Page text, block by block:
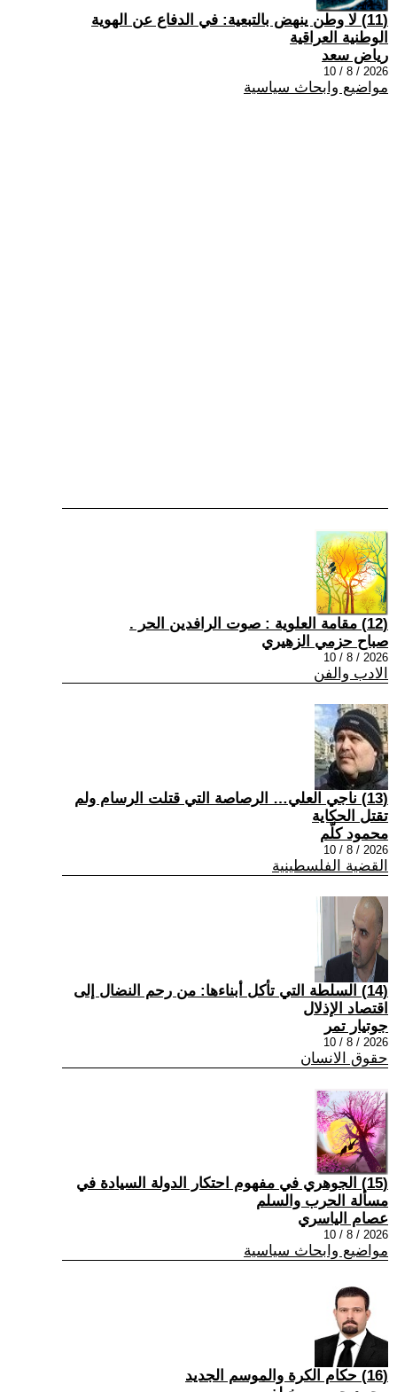
(11) لا وطن ينهض بالتبعية: في الدفاع عن الهوية
الوطنية العراقية
رياض سعد
2026 / 8 / 10
مواضيع وابحاث سياسية
(12) مقامة العلوية : صوت الرافدين الحر .
صباح حزمي الزهيري
2026 / 8 / 10
الادب والفن
(13) ناجي العلي… الرصاصة التي قتلت الرسام ولم
تقتل الحكاية
محمود كلّم
2026 / 8 / 10
القضية الفلسطينية
(14) السلطة التي تأكل أبناءها: من رحم النضال إلى
اقتصاد الإذلال
جوتيار تمر
2026 / 8 / 10
حقوق الانسان
(15) الجوهري في مفهوم احتكار الدولة السيادة في
مسألة الحرب والسلم
عصام الياسري
2026 / 8 / 10
مواضيع وابحاث سياسية
(16) حكام الكرة والموسم الجديد